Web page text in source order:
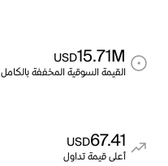
15.71M
USD
القيمة السوقية المخففة بالكامل
67.41
USD
أعلى قيمة تداول